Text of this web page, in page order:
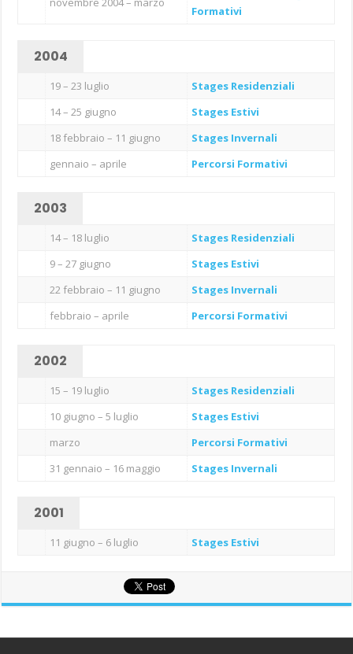
Formativi
2004
19 – 23 luglio
Stages Residenziali
14 – 25 giugno
Stages Estivi
18 febbraio – 11 giugno
Stages Invernali
gennaio – aprile
Percorsi Formativi
2003
14 – 18 luglio
Stages Residenziali
9 – 27 giugno
Stages Estivi
22 febbraio – 11 giugno
Stages Invernali
febbraio – aprile
Percorsi Formativi
2002
15 – 19 luglio
Stages Residenziali
10 giugno – 5 luglio
Stages Estivi
marzo
Percorsi Formativi
31 gennaio – 16 maggio
Stages Invernali
2001
11 giugno – 6 luglio Stages Estivi